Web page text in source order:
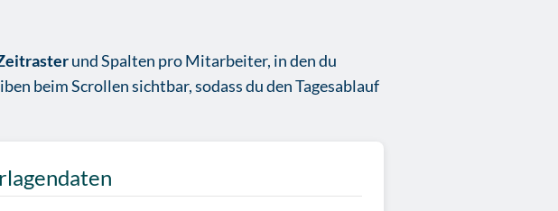
und Spalten pro Mitarbeiter, in den du
beim Scrollen sichtbar, sodass du den Tagesablauf